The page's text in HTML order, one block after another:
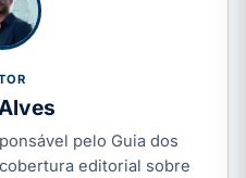
pelo Guia dos
editorial sobre